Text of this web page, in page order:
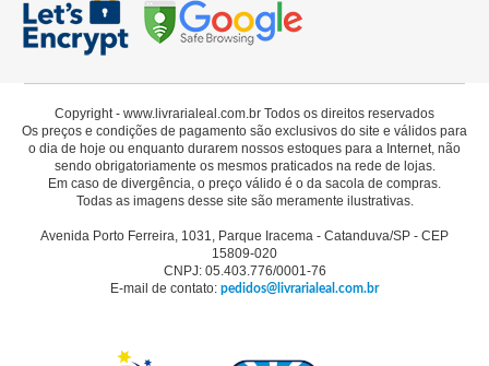
Copyright - www.livrarialeal.com.br Todos os direitos reservados
Os preços e condições de pagamento são exclusivos do site e válidos para
o dia de hoje ou enquanto durarem nossos estoques para a Internet, não
sendo obrigatoriamente os mesmos praticados na rede de lojas.
Em caso de divergência, o preço válido é o da sacola de compras.
Todas as imagens desse site são meramente ilustrativas.
Avenida Porto Ferreira, 1031, Parque Iracema - Catanduva/SP - CEP
15809-020
CNPJ: 05.403.776/0001-76
E-mail de contato: pedidos@livrarialeal.com.br